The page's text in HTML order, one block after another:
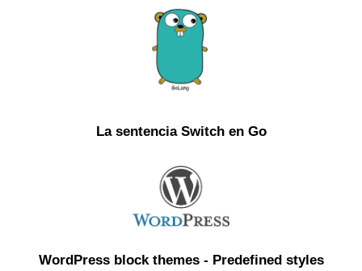
La sentencia Switch en Go
WordPress block themes - Predefined styles